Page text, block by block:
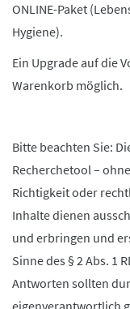
ONLINE-Paket
Hygiene).
Ein Upgrade auf die
Warenkorb möglich.
Bitte beachten Sie:
Recherchetool –
Richtigkeit oder
Inhalte dienen
und erbringen und
Sinne des § 2 Abs. 1
Antworten sollten
eigenverantwortlich